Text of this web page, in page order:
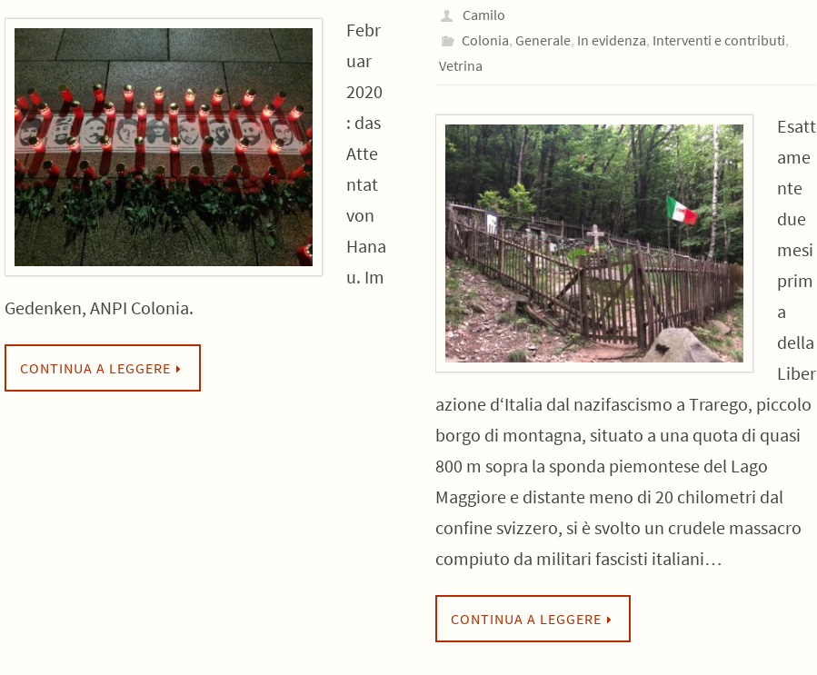
Febr
uar
2020
: das
Atte
ntat
von
Hana
u. Im
Gedenken, ANPI Colonia.
CONTINUA A LEGGERE
Camilo
Colonia, Generale, In evidenza, Interventi e contributi,
Vetrina
Esatt
ame
nte
due
mesi
prim
a
della
Liber
azione d‘Italia dal nazifascismo a Trarego, piccolo
borgo di montagna, situato a una quota di quasi
800 m sopra la sponda piemontese del Lago
Maggiore e distante meno di 20 chilometri dal
confine svizzero, si è svolto un crudele massacro
compiuto da militari fascisti italiani…
CONTINUA A LEGGERE